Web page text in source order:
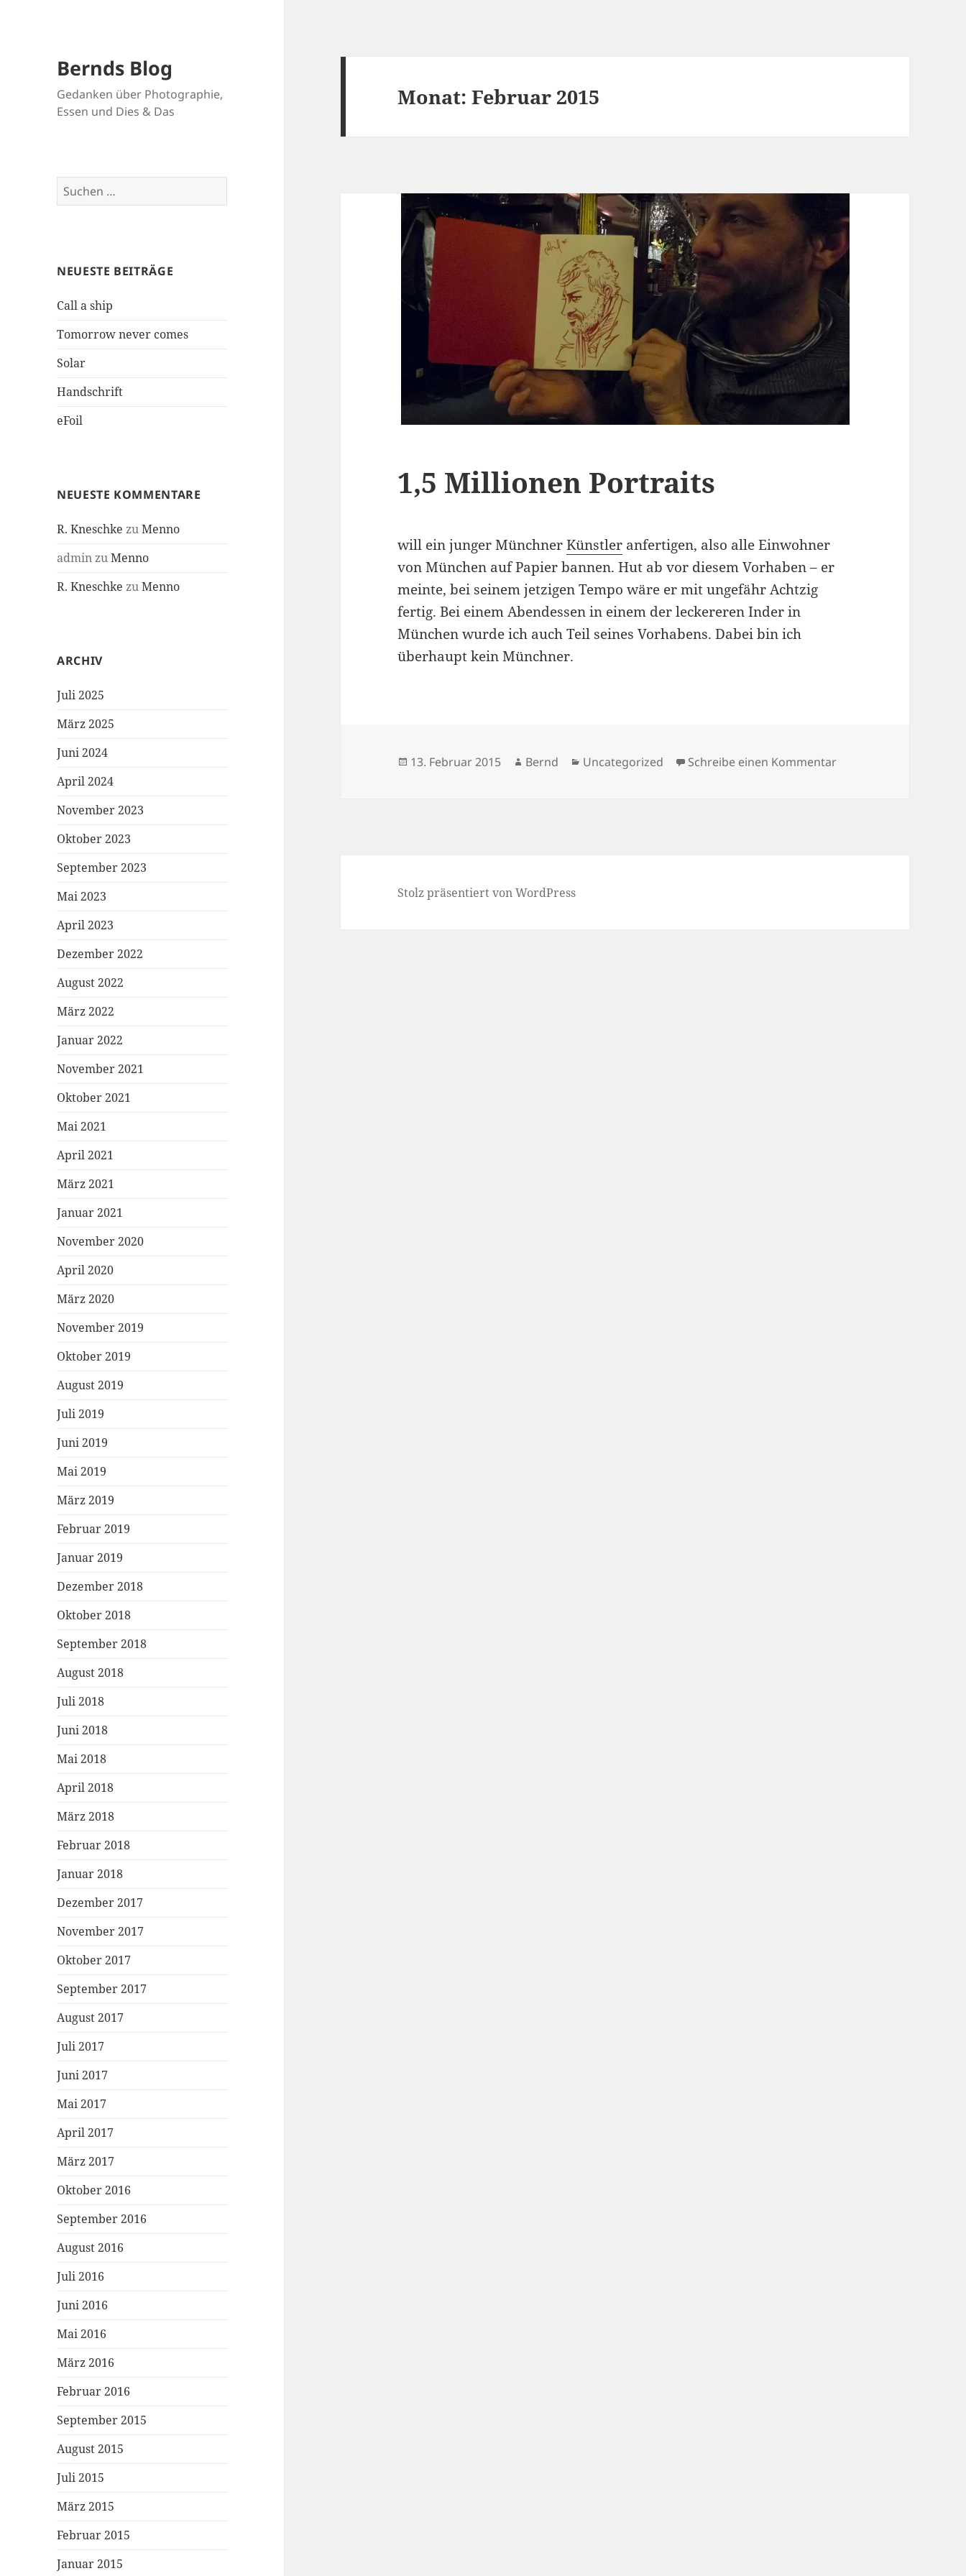
Bernds Blog
Gedanken über Photographie,
Essen und Dies & Das
Suchen
nach:
NEUESTE BEITRÄGE
Call a ship
Tomorrow never comes
Solar
Handschrift
eFoil
NEUESTE KOMMENTARE
R. Kneschke zuMenno
adminzuMenno
R. Kneschke zuMenno
ARCHIV
Juli 2025
März 2025
Juni 2024
April 2024
November 2023
Oktober 2023
September 2023
Mai 2023
April 2023
Dezember 2022
August 2022
März 2022
Januar 2022
November 2021
Oktober 2021
Mai 2021
April 2021
März 2021
Januar 2021
November 2020
April 2020
März 2020
November 2019
Oktober 2019
August 2019
Juli 2019
Juni 2019
Mai 2019
März 2019
Februar 2019
Januar 2019
Dezember 2018
Oktober 2018
September 2018
August 2018
Juli 2018
Juni 2018
Mai 2018
April 2018
März 2018
Februar 2018
Januar 2018
Dezember 2017
November 2017
Oktober 2017
September 2017
August 2017
Juli 2017
Juni 2017
Mai 2017
April 2017
März 2017
Oktober 2016
September 2016
August 2016
Juli 2016
Juni 2016
Mai 2016
März 2016
Februar 2016
September 2015
August 2015
Juli 2015
März 2015
Februar 2015
Januar 2015
Monat:Februar 2015
1,5 Millionen Portraits
will ein junger MünchnerKünstler anfertigen, also alle Einwohner
von München auf Papier bannen. Hut ab vor diesem Vorhaben – er
meinte, bei seinem jetzigen Tempo wäre er mit ungefähr Achtzig
fertig. Bei einem Abendessen in einem der leckereren Inder in
München wurde ich auch Teil seines Vorhabens. Dabei bin ich
überhaupt kein Münchner.
Veröffentlicht
13. Februar 2015 Autor
Bernd Kategorien
Uncategorized Schreibe einen Kommentarzu 1,5 Millionen
Stolz präsentiert von WordPress